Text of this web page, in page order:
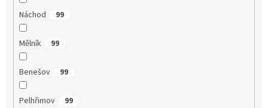
Náchod 99
Mělník 99
Benešov 99
Pelhřimov 99